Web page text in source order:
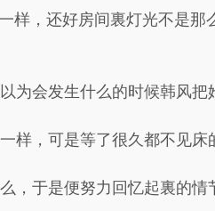
样，还好房间裏灯光不是
为会发生什么的时候韩风把
样，可是等了很久都不见床
，于是便努力回忆起裏的情